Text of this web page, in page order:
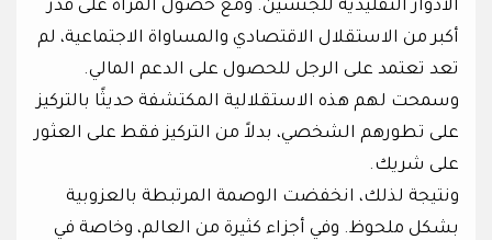
الأدوار التقليدية للجنسين. ومع حصول المرأة على قدر
أكبر من الاستقلال الاقتصادي والمساواة الاجتماعية، لم
تعد تعتمد على الرجل للحصول على الدعم المالي.
وسمحت لهم هذه الاستقلالية المكتشفة حديثًا بالتركيز
على تطورهم الشخصي، بدلاً من التركيز فقط على العثور
على شريك.
ونتيجة لذلك، انخفضت الوصمة المرتبطة بالعزوبية
بشكل ملحوظ. وفي أجزاء كثيرة من العالم، وخاصة في